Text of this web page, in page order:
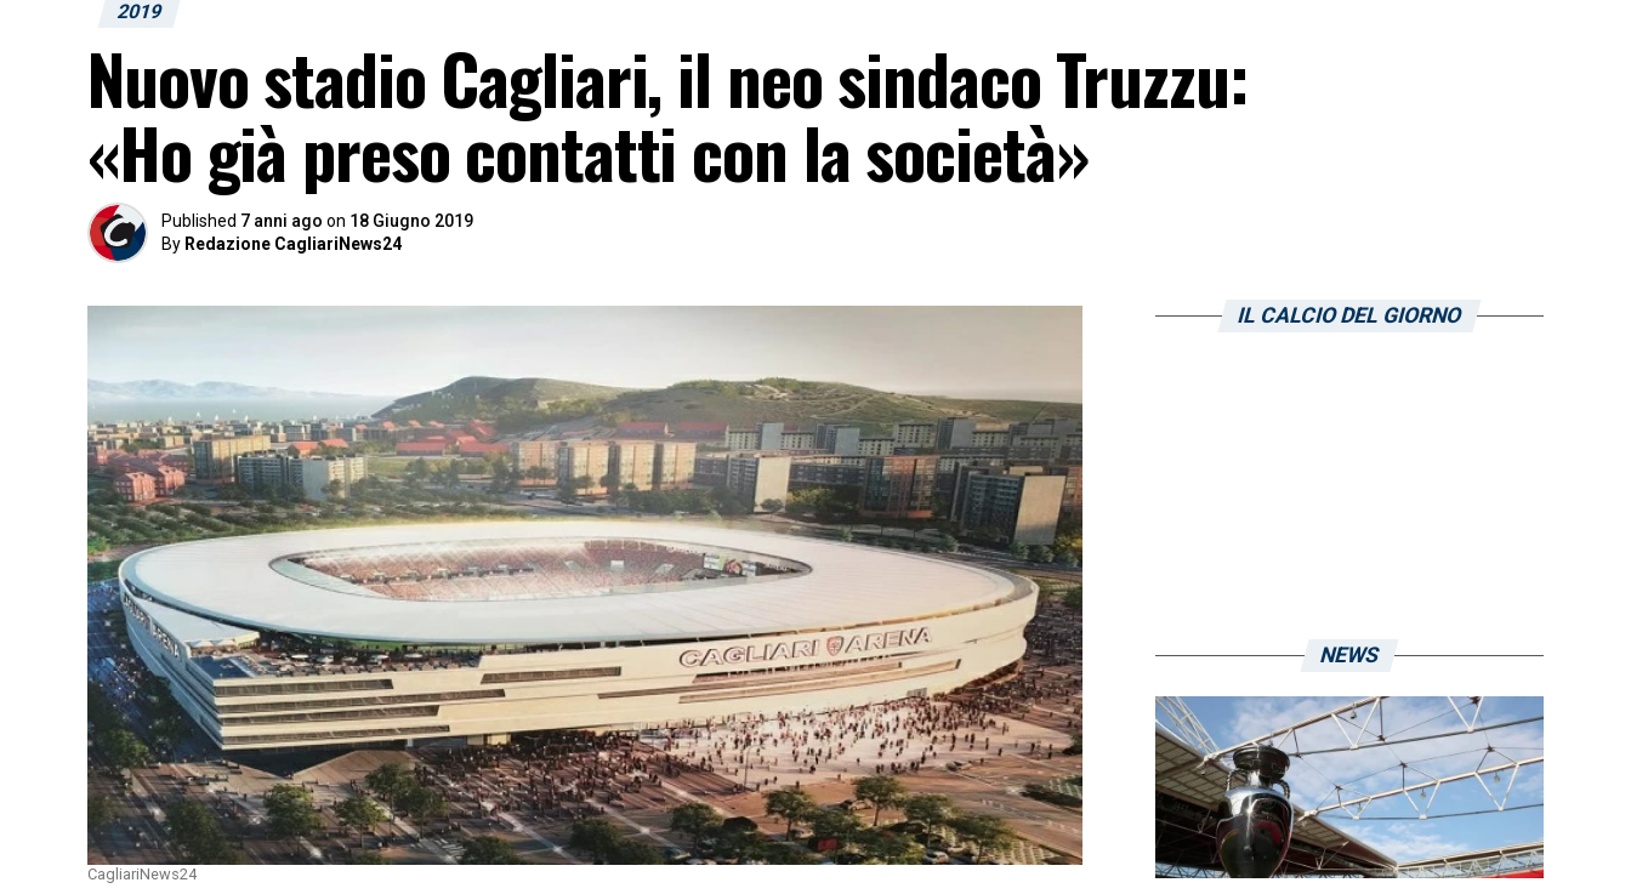
2019
Nuovo stadio Cagliari, il neo sindaco Truzzu:
«Ho già preso contatti con la società»
Published 7 anni ago on 18 Giugno 2019
By Redazione CagliariNews24
CagliariNews24
IL CALCIO DEL GIORNO
NEWS